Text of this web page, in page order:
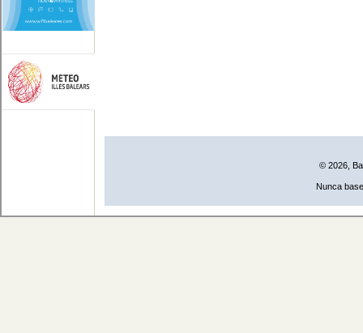
© 2026,
Nunca